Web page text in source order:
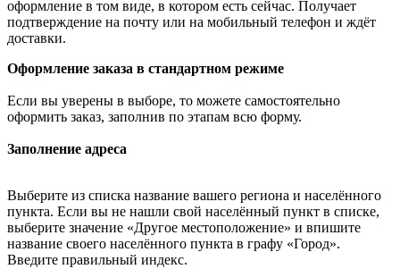
оформление в том виде, в котором есть сейчас. Получает
подтверждение на почту или на мобильный телефон и ждёт
доставки.
Оформление заказа в стандартном режиме
Если вы уверены в выборе, то можете самостоятельно
оформить заказ, заполнив по этапам всю форму.
Заполнение адреса
Выберите из списка название вашего региона и населённого
пункта. Если вы не нашли свой населённый пункт в списке,
выберите значение «Другое местоположение» и впишите
название своего населённого пункта в графу «Город».
Введите правильный индекс.